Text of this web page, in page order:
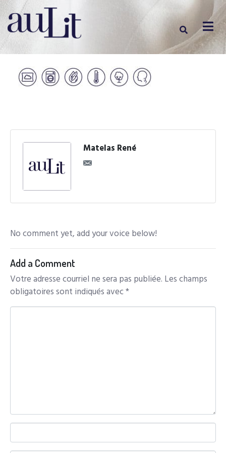
Matelas René
No comment yet, add your voice below!
Add a Comment
Votre adresse courriel ne sera pas publiée. Les champs
obligatoires sont indiqués avec*
C
N
a